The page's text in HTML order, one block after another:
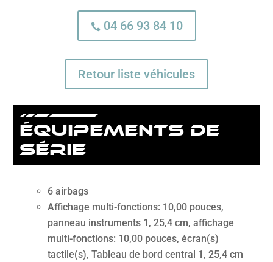
04 66 93 84 10
Retour liste véhicules
équipements de
série
6 airbags
Affichage multi-fonctions: 10,00 pouces,
panneau instruments 1, 25,4 cm, affichage
multi-fonctions: 10,00 pouces, écran(s)
tactile(s), Tableau de bord central 1, 25,4 cm